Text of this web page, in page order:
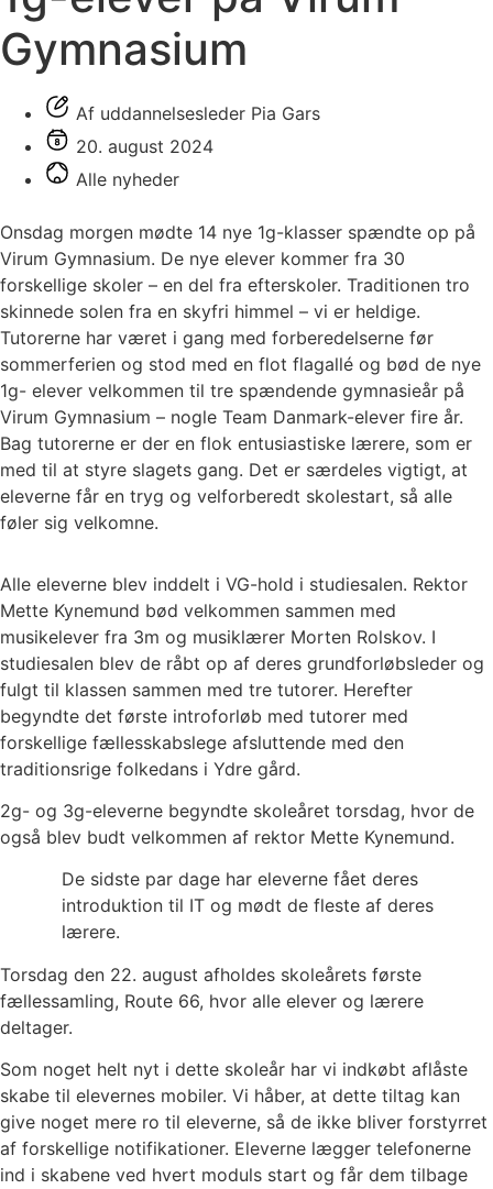
Gymnasium
Af uddannelsesleder Pia Gars
20. august 2024
Alle nyheder
Onsdag morgen mødte 14 nye 1g-klasser spændte op på
Virum Gymnasium. De nye elever kommer fra 30
forskellige skoler – en del fra efterskoler. Traditionen tro
skinnede solen fra en skyfri himmel – vi er heldige.
Tutorerne har været i gang med forberedelserne før
sommerferien og stod med en flot flagallé og bød de nye
1g- elever velkommen til tre spændende gymnasieår på
Virum Gymnasium – nogle Team Danmark-elever fire år.
Bag tutorerne er der en flok entusiastiske lærere, som er
med til at styre slagets gang. Det er særdeles vigtigt, at
eleverne får en tryg og velforberedt skolestart, så alle
føler sig velkomne.
Alle eleverne blev inddelt i VG-hold i studiesalen. Rektor
Mette Kynemund bød velkommen sammen med
musikelever fra 3m og musiklærer Morten Rolskov. I
studiesalen blev de råbt op af deres grundforløbsleder og
fulgt til klassen sammen med tre tutorer. Herefter
begyndte det første introforløb med tutorer med
forskellige fællesskabslege afsluttende med den
traditionsrige folkedans i Ydre gård.
2g- og 3g-eleverne begyndte skoleåret torsdag, hvor de
også blev budt velkommen af rektor Mette Kynemund.
De sidste par dage har eleverne fået deres
introduktion til IT og mødt de fleste af deres
lærere.
Torsdag den 22. august afholdes skoleårets første
fællessamling, Route 66, hvor alle elever og lærere
deltager.
Som noget helt nyt i dette skoleår har vi indkøbt aflåste
skabe til elevernes mobiler. Vi håber, at dette tiltag kan
give noget mere ro til eleverne, så de ikke bliver forstyrret
af forskellige notifikationer. Eleverne lægger telefonerne
ind i skabene ved hvert moduls start og får dem tilbage